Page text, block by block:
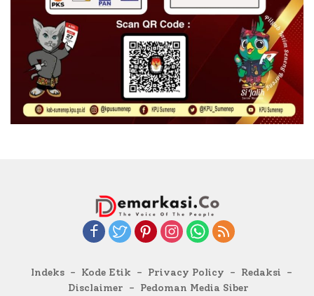
Indeks Kode Etik Privacy Policy
Redaksi
Disclaimer
Pedoman Media Siber